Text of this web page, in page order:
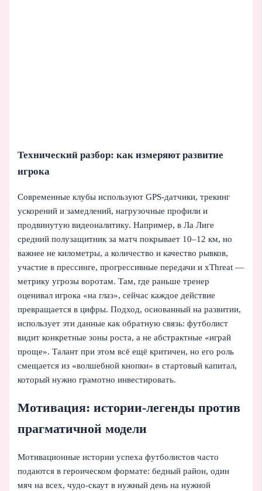
Технический разбор: как измеряют развитие
игрока
Современные клубы используют GPS‑датчики, трекинг
ускорений и замедлений, нагрузочные профили и
продвинутую видеоналитику. Например, в Ла Лиге
средний полузащитник за матч покрывает 10–12 км, но
важнее не километры, а количество и качество рывков,
участие в прессинге, прогрессивные передачи и xThreat —
метрику угрозы воротам. Там, где раньше тренер
оценивал игрока «на глаз», сейчас каждое действие
превращается в цифры. Подход, основанный на развитии,
использует эти данные как обратную связь: футболист
видит конкретные зоны роста, а не абстрактные «играй
проще». Талант при этом всё ещё критичен, но его роль
смещается из «волшебной кнопки» в стартовый капитал,
который нужно грамотно инвестировать.
Мотивация: истории-легенды против
прагматичной модели
Мотивационные истории успеха футболистов часто
подаются в героическом формате: бедный район, один
мяч на всех, чудо‑скаут в нужный день на нужной